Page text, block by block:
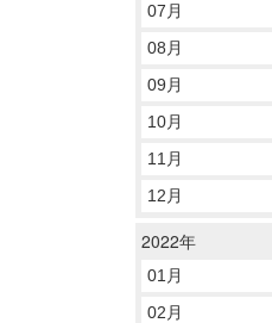
07月
08月
09月
10月
11月
12月
2022年
01月
02月